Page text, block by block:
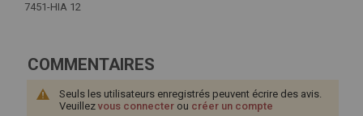
d'infos
7451-HIA 12
COMMENTAIRES
Seuls les utilisateurs enregistrés peuvent écrire des avis.
Veuillez vous connecter ou créer un compte